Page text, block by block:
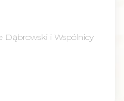
Dąbrowski i Wspólnicy